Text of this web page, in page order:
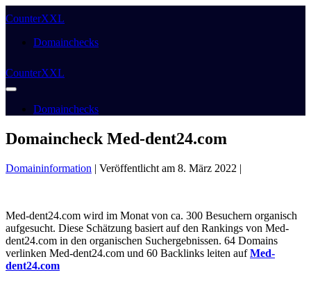
zum
CounterXXL
Domainchecks
CounterXXL
Menü-
SchalterDomainchecks
Domaincheck Med-dent24.com
Domaininformation | Veröffentlicht am 8. März 2022 |
Med-dent24.com wird im Monat von ca. 300 Besuchern organisch
aufgesucht. Diese Schätzung basiert auf den Rankings von Med-
dent24.com in den organischen Suchergebnissen. 64 Domains
verlinken Med-dent24.com und 60 Backlinks leiten aufMed-
dent24.com